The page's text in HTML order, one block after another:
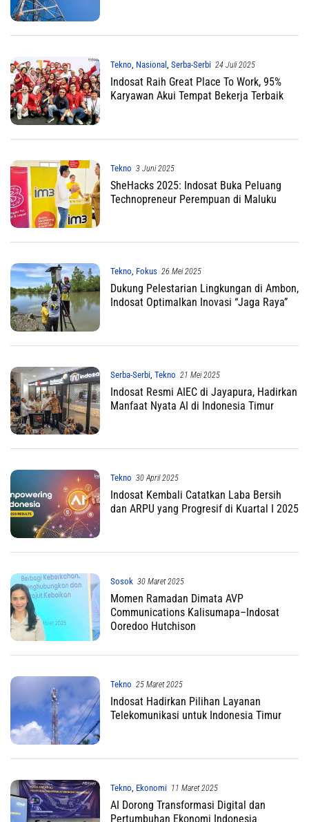
Tekno, Nasional , Serba-Serbi 24 Juli 2025
Indosat Raih Great Place To Work, 95%
Karyawan Akui Tempat Bekerja Terbaik
Tekno 3 Juni 2025
SheHacks 2025: Indosat Buka Peluang
Technopreneur Perempuan di Maluku
Tekno, Fokus 26 Mei 2025
Dukung Pelestarian Lingkungan di Ambon,
Indosat Optimalkan Inovasi “Jaga Raya”
Serba-Serbi Tekno 21 Mei 2025
Indosat Resmi AIEC di Jayapura, Hadirkan
Manfaat Nyata AI di Indonesia Timur
Tekno 30 April 2025
Indosat Kembali Catatkan Laba Bersih
dan ARPU yang Progresif di Kuartal I 2025
Sosok 30 Maret 2025
Momen Ramadan Dimata AVP
Communications Kalisumapa–Indosat
Ooredoo Hutchison
Tekno 25 Maret 2025
Indosat Hadirkan Pilihan Layanan
Telekomunikasi untuk Indonesia Timur
Tekno Ekonomi 11 Maret 2025
AI Dorong Transformasi Digital dan
Pertumbuhan Ekonomi Indonesia